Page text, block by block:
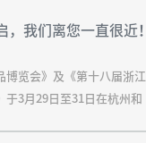
我们离您一直很近！
博览会》及《第十八届浙江
于3月29日至31日在杭州和